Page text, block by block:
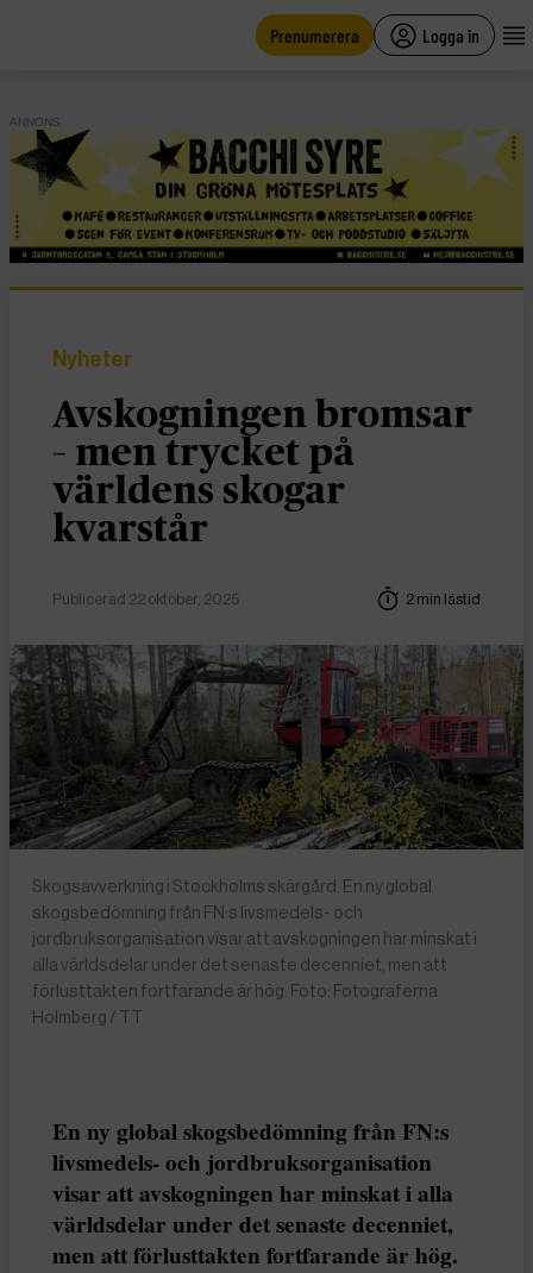
Prenumerera Logga in
ANNONS
Nyheter
Avskogningen bromsar
– men trycket på
världens skogar
kvarstår
Publicerad 22 oktober, 2025 2 min lästid
Skogsavverkning i Stockholms skärgård. En ny global
skogsbedömning från FN:s livsmedels- och
jordbruksorganisation visar att avskogningen har minskat i
alla världsdelar under det senaste decenniet, men att
förlusttakten fortfarande är hög. Foto: Fotograferna
Holmberg / TT
En ny global skogsbedömning från FN:s
livsmedels- och jordbruksorganisation
visar att avskogningen har minskat i alla
världsdelar under det senaste decenniet,
men att förlusttakten fortfarande är hög.